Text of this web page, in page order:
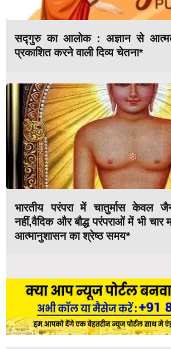
सद्गुरु का आलोक : अज्ञान से
प्रकाशित करने वाली दिव्य चेतना*
भारतीय परंपरा में चातुर्मास केवल
नहीं,वैदिक और बौद्ध परंपराओं में भी
आत्मानुशासन का श्रेष्ठ समय*